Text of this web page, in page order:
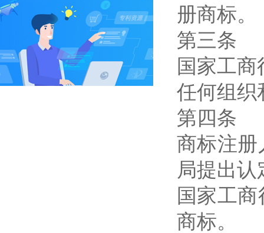
册商标。
第三条
国家工
任何组织
第四条
商标注册
局提出
国家工
商标。